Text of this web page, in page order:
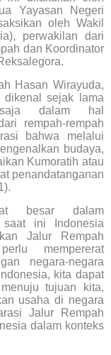
Yayasan Negeri
oleh Wakil
perwakilan dari
dan Koordinator
Hasan Wirayuda,
sejak lama
dalam hal
rempah-rempah
bahwa melalui
budaya,
Kumoratih atau
penandatanganan
besar dalam
saat ini Indonesia
Jalur Rempah
mempererat
negara-negara
kita dapat
tujuan kita,
usaha di negara
Jalur Rempah
dalam konteks